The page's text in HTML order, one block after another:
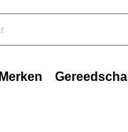
Merken